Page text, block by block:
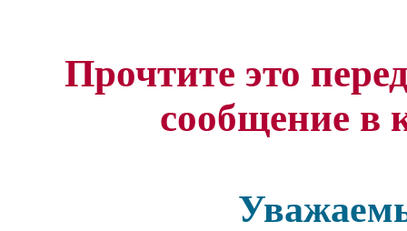
Прочтите это
сообщение в